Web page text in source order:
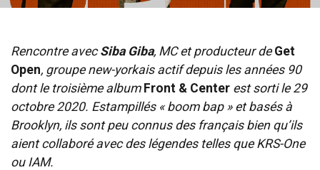
Rencontre avecSiba Giba, MC et producteur deGet
Open, groupe new-yorkais actif depuis les années 90
dont le troisième album Front & Center est sorti le 29
octobre 2020. Estampillés « boom bap » et basés à
Brooklyn, ils sont peu connus des français bien qu’ils
aient collaboré avec des légendes telles que KRS-One
ou IAM.